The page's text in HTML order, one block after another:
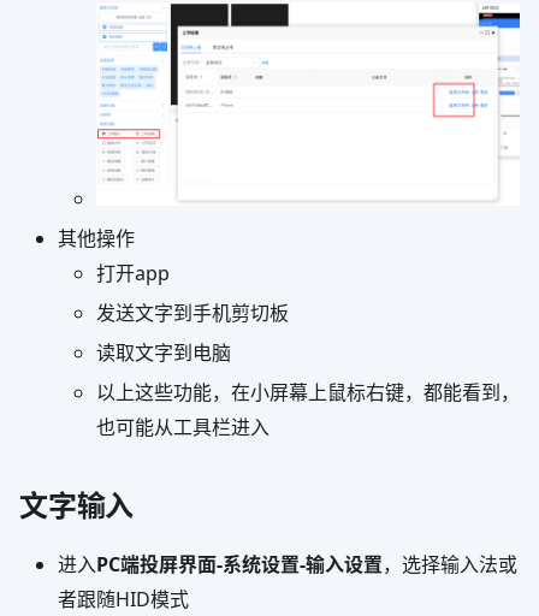
其他操作
打开app
发送文字到手机剪切板
读取文字到电脑
以上这些功能，在小屏幕上鼠标右键，都能看到，
也可能从工具栏进入
文字输入
进入PC端投屏界面-系统设置-输入设置，选择输入法或
者跟随HID模式